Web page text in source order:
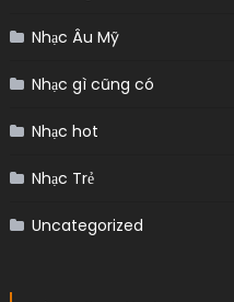
Nhạc Âu Mỹ
Nhạc gì cũng có
Nhạc hot
Nhạc Trẻ
Uncategorized